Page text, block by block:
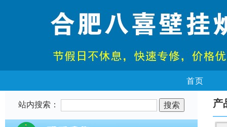
首页
站内搜索： 产